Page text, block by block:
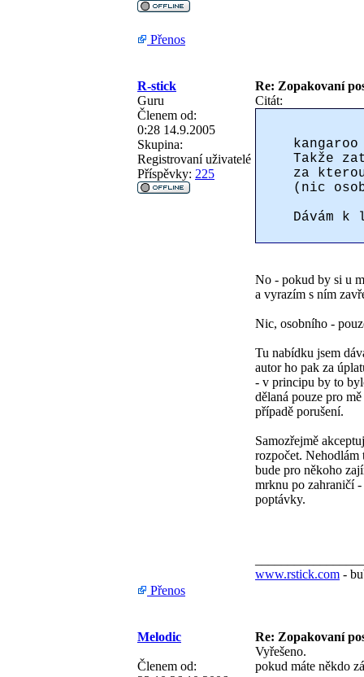
Přenos
R-stick
Re: Zopakovaní
Guru
Členem od:
0:28 14.9.2005
Skupina:
Registrovaní uživatelé
Příspěvky: 225
Citát:
Takže
za
(nic
Dávám
No - pokud by si u
a vyrazím s ním
Nic, osobního -
Tu nabídku jsem
autor ho pak za
- v principu by to
dělaná pouze pro
případě porušení.
Samozřejmě
rozpočet. Nehodlám
bude pro někoho
mrknu po zahraničí
poptávky.
www.rstick.com -
Přenos
Melodic Re: Zopakovaní
Členem od:
Vyřešeno.
pokud máte někdo